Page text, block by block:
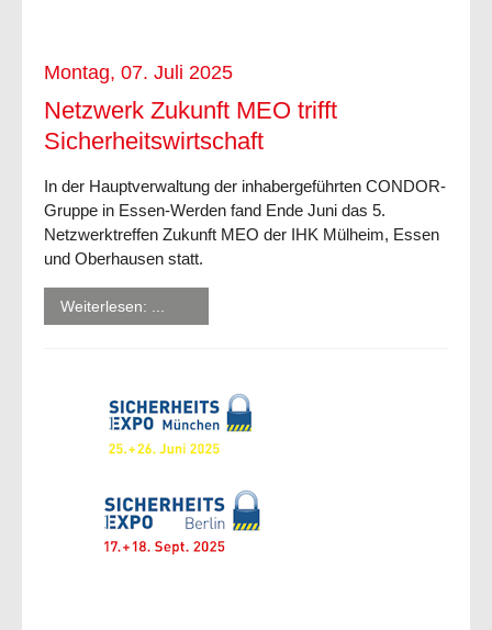
Montag, 07. Juli 2025
Netzwerk Zukunft MEO trifft
Sicherheitswirtschaft
In der Hauptverwaltung der inhabergeführten CONDOR-
Gruppe in Essen-Werden fand Ende Juni das 5.
Netzwerktreffen Zukunft MEO der IHK Mülheim, Essen
und Oberhausen statt.
Weiterlesen: ...